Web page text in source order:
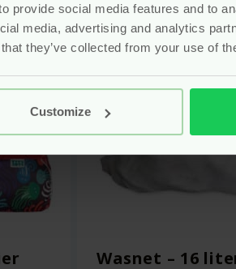
provide social media features and to
media, advertising and analytics
they’ve collected from your use of
Customize
-10%
Wasnet – 16